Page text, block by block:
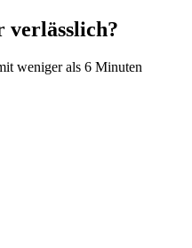
verlässlich?
weniger als 6 Minuten